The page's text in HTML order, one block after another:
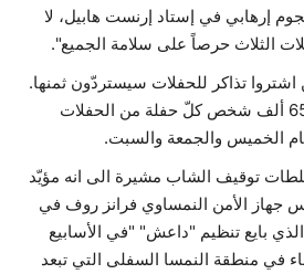
إرهابي في إستاد إرنست هابيل، لا
الثلاث حرصاً على سلامة الجميع".
تذاكر للحفلات سيستردّون ثمنها.
وكان يتوقّع أن يحضر نحو 65 ألف شخص كلّ حفلة من الحفلات
الخميس والجمعة والسبت.
توقيف الشاب مشيرة الى انه مؤيّد
جهاز الأمن النمساوي فرانز روف في
بايع تنظيم "داعش" "في الأسابيع
في منطقة النمسا السفلى التي تبعد